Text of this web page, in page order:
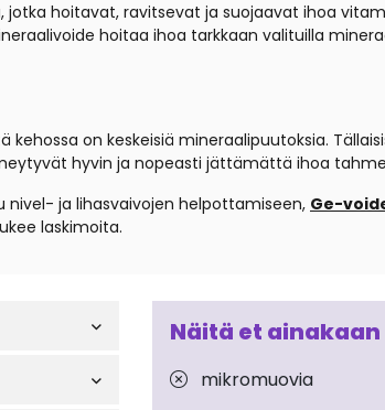
hoitavat, ravitsevat ja suojaavat ihoa
hoitaa ihoa tarkkaan valituilla
on keskeisiä mineraalipuutoksia.
hyvin ja nopeasti jättämättä ihoa
nivel- ja lihasvaivojen helpottamiseen, Ge-
laskimoita.
Näitä et
mikromuovia